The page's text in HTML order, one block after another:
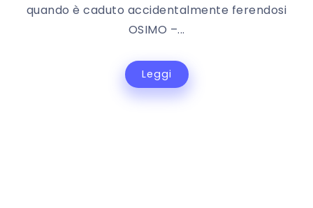
quando è caduto accidentalmente ferendosi
OSIMO –...
Leggi